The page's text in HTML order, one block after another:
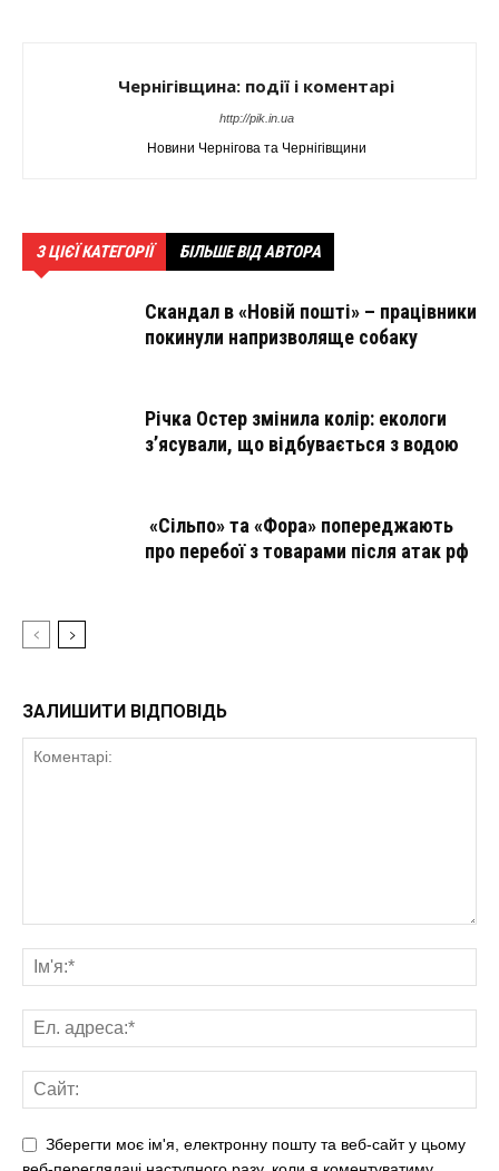
Чернігівщина: події і коментарі
http://pik.in.ua
Новини Чернігова та Чернігівщини
З ЦІЄЇ КАТЕГОРІЇ БІЛЬШЕ ВІД АВТОРА
Скандал в «Новій пошті» – працівники
покинули напризволяще собаку
Річка Остер змінила колір: екологи
з’ясували, що відбувається з водою
«Сільпо» та «Фора» попереджають
про перебої з товарами після атак рф
ЗАЛИШИТИ ВІДПОВІДЬ
Зберегти моє ім'я, електронну пошту та веб-сайт у цьому